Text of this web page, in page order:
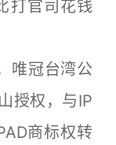
打官司花钱
冠台湾公
授权，与IP
商标权转